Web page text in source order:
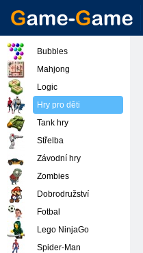
Bubbles
Mahjong
Logic
Hry pro děti
Tank hry
Střelba
Závodní hry
Zombies
Dobrodružství
Fotbal
Lego NinjaGo
Spider-Man